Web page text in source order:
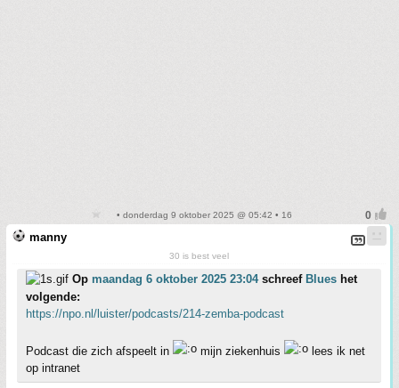
• donderdag 9 oktober 2025 @ 05:42 • 16
manny
30 is best veel
Op maandag 6 oktober 2025 23:04schreef Blues het
volgende:
https://npo.nl/luister/podcasts/214-zemba-podcast
Podcast die zich afspeelt in mijn ziekenhuis
lees ik net
op intranet